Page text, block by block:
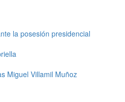
la posesión presidencial
Miguel Villamil Muñoz